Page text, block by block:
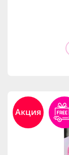
Акция